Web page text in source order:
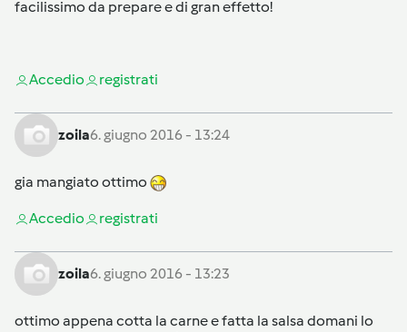
facilissimo da prepare e di gran effetto!
Accedio registrati
zoila6. giugno 2016 - 13:24
gia mangiato ottimo
Accedio registrati
zoila6. giugno 2016 - 13:23
ottimo appena cotta la carne e fatta la salsa domani lo